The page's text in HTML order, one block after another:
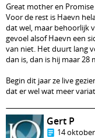
Great mother en
Voor de rest is Haevn
dat wel, maar behoorlijk
gevoel alsof Haevn een
van niet. Het duurt lang
dan is, dan is hij maar 28
Begin dit jaar ze live
dat er wel wat meer
Gert P
14